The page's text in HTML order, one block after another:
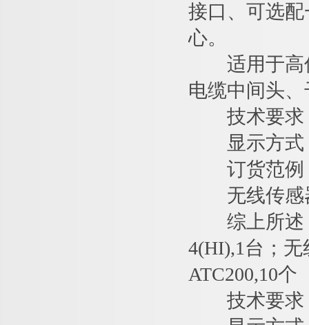
接口、可选
心。
适用于高低
电缆中间头
技术要求：
显示方式
订货范例
无线传感
综上所述，
4(HI),1台；
ATC200,10个
技术要求：